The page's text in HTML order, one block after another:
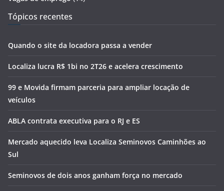
Tópicos recentes
Quando o site da locadora passa a vender
Localiza lucra R$ 1bi no 2T26 e acelera crescimento
99 e Movida firmam parceria para ampliar locação de
veículos
ABLA contrata executiva para o RJ e ES
Mercado aquecido leva Localiza Seminovos Caminhões ao
Sul
Seminovos de dois anos ganham força no mercado